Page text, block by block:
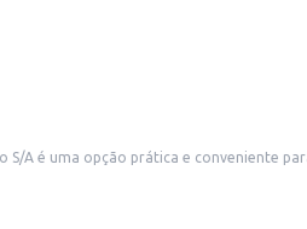
diversos estabelecimentos. Sua embalagem individual facilita o